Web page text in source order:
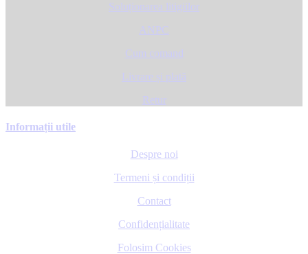
Soluționarea litigiilor
ANPC
Cum comand
Livrare și plată
Retur
Informații utile
Despre noi
Termeni și condiții
Contact
Confidențialitate
Folosim Cookies